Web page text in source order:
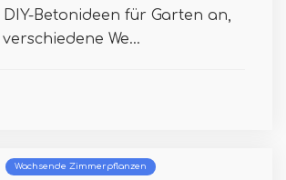
Betonideen für Garten an,
We...
Wachsende Zimmerpflanzen